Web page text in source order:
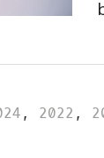
, 2022 ,